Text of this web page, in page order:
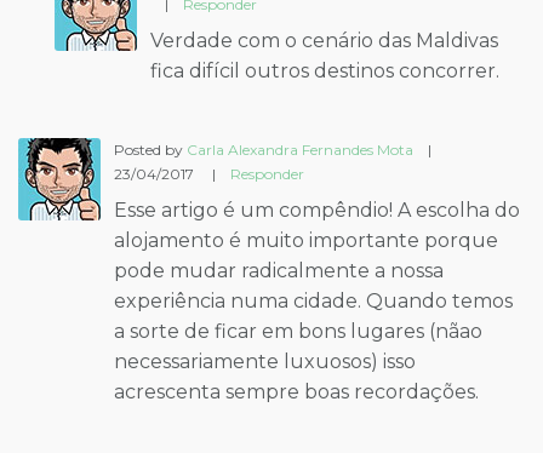
|
Responder
Verdade com o cenário das Maldivas
fica difícil outros destinos concorrer.
Posted by Carla Alexandra Fernandes Mota
|
23/04/2017
| Responder
Esse artigo é um compêndio! A escolha do
alojamento é muito importante porque
pode mudar radicalmente a nossa
experiência numa cidade. Quando temos
a sorte de ficar em bons lugares (nãao
necessariamente luxuosos) isso
acrescenta sempre boas recordações.